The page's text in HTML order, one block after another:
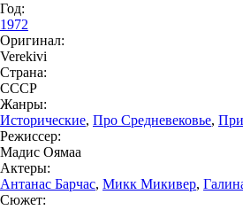
Год:
1972
Оригинал:
Verekivi
Страна:
СССР
Жанры:
Исторические, Про Средневековье,
Режиссер:
Мадис Оямаа
Актеры:
Антанас Барчас, Микк Микивер,
Сюжет: